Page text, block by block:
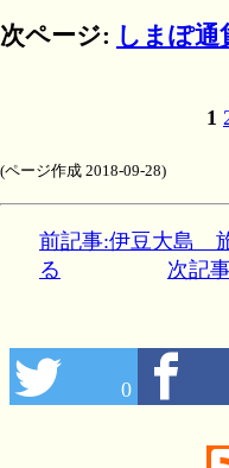
次ページ: しまぽ通
1
(ページ作成 2018-09-28)
前記事:伊豆大島
る
次記
0